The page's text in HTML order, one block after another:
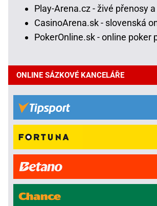
Play-Arena.cz - živé přenosy
CasinoArena.sk - slovenská
PokerOnline.sk - online poker
ONLINE SÁZKOVÉ KANCELÁŘE